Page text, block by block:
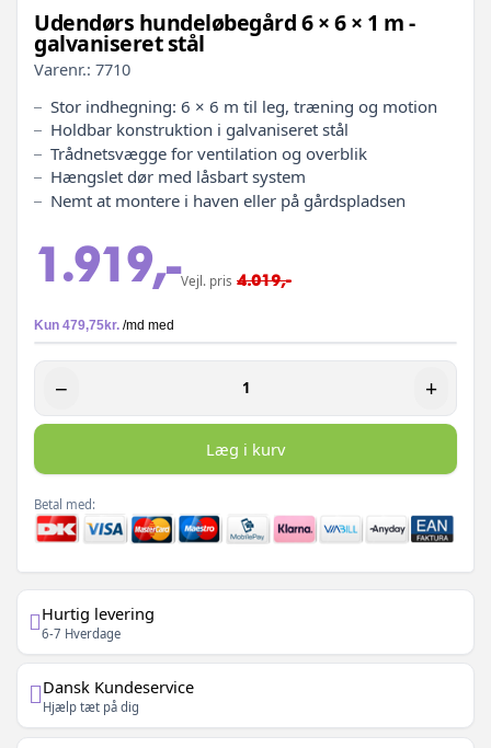
Udendørs hundeløbegård 6 × 6 × 1 m -
galvaniseret stål
Varenr.: 7710
Stor indhegning: 6 × 6 m til leg, træning og motion
Holdbar konstruktion i galvaniseret stål
Trådnetsvægge for ventilation og overblik
Hængslet dør med låsbart system
Nemt at montere i haven eller på gårdspladsen
1.919,-Vejl. pris 4.019,-
− +
Læg i kurv
Betal med:
Hurtig levering
6-7 Hverdage
Dansk Kundeservice
Hjælp tæt på dig